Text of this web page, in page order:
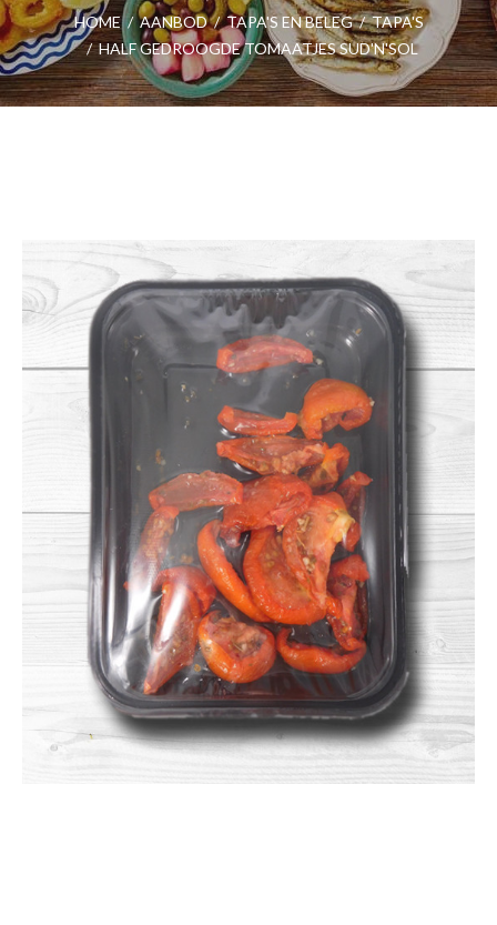
HOME / AANBOD / TAPA'S EN BELEG / TAPA'S
/ HALF GEDROOGDE TOMAATJES SUD'N'SOL